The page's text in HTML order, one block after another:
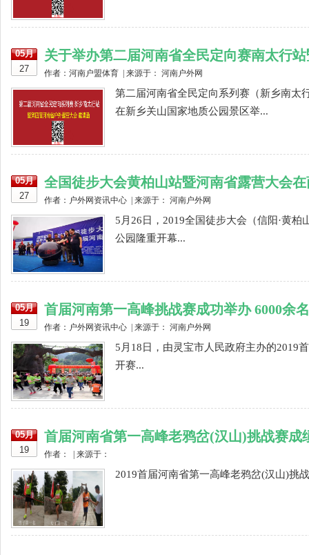
05月
27
关于举办第二届河南省全民定向赛南太行
作者：河南户盟体育 | 来源于： 河南户外网
第二届河南省全民定向系列赛（新乡南太
在新乡关山国家地质公园景区举...
05月
27
全国徒步大会黄柏山站暨河南省露营大会
作者：户外网资讯中心 | 来源于： 河南户外网
5月26日，2019全国徒步大会（信阳·黄
公园隆重开幕...
05月
19
首届河南第一高峰挑战赛成功举办 6000余
作者：户外网资讯中心 | 来源于： 河南户外网
5月18日，由灵宝市人民政府主办的2019
开赛...
05月
19
首届河南省第一高峰老鸦岔(汉山)挑战赛成
作者： | 来源于：
2019首届河南省第一高峰老鸦岔(汉山)挑